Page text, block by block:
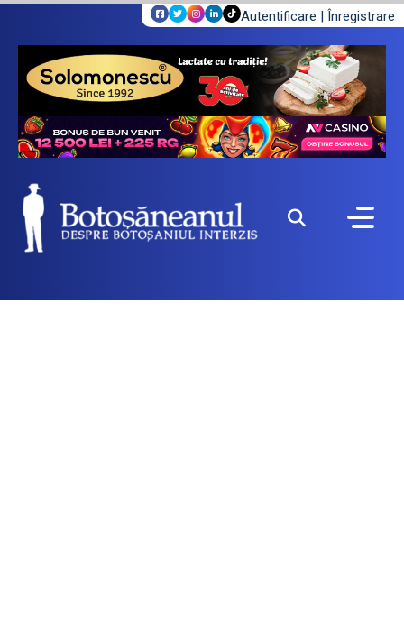
Autentificare | Înregistrare